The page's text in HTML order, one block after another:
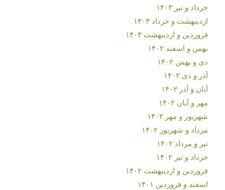
خرداد و تیر ۱۴۰۳
اردیبهشت و خرداد ۱۴۰۳
فروردین و اردیبهشت ۱۴۰۳
بهمن و اسفند ۱۴۰۲
دی و بهمن ۱۴۰۲
آذر و دی ۱۴۰۲
آبان و آذر ۱۴۰۲
مهر و آبان ۱۴۰۲
شهریور و مهر ۱۴۰۲
مرداد و شهریور ۱۴۰۲
تیر و مرداد ۱۴۰۲
خرداد و تیر ۱۴۰۲
فروردین و اردیبهشت ۱۴۰۲
اسفند و فروردین ۱۴۰۱